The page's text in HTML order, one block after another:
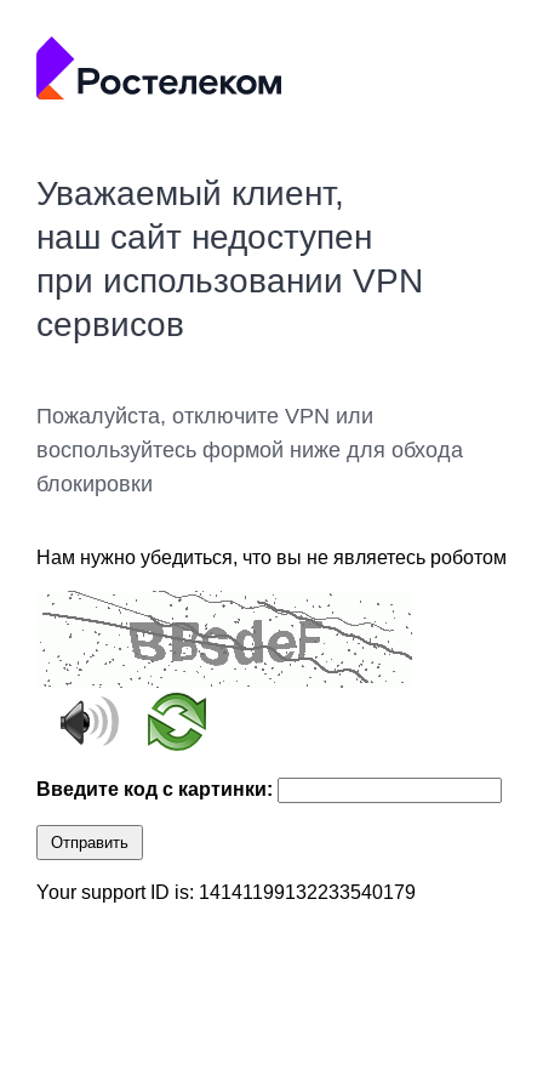
Уважаемый клиент,
наш сайт недоступен
при использовании VPN
сервисов
Пожалуйста, отключите VPN или
воспользуйтесь формой ниже для обхода
блокировки
Нам нужно убедиться, что вы не являетесь роботом
Введите код с картинки:
Отправить
Your support ID is: 14141199132233540179